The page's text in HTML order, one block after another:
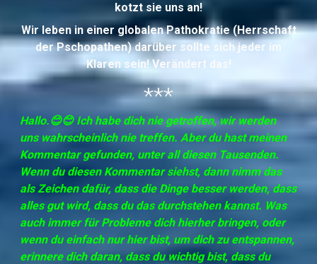
kotzt sie uns an!
Wir leben in einer globalen Pathokratie (Herrschaft
der Pschopathen) darüber sollte sich jeder im
Klaren sein! Verändert das!
***
Hallo.😊😊 Ich habe dich nie getroffen, wir werden
uns wahrscheinlich nie treffen. Aber du hast meinen
Kommentar gefunden, unter all diesen Tausenden.
Wenn du diesen Kommentar siehst, dann nimm das
als Zeichen dafür, dass die Dinge besser werden, dass
alles gut wird, dass du das durchstehen kannst. Was
auch immer für Probleme dich hierher bringen, oder
wenn du einfach nur hier bist, um dich zu entspannen,
erinnere dich daran, dass du wichtig bist, dass du